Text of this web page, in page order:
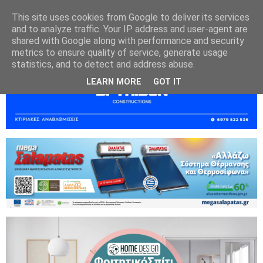
This site uses cookies from Google to deliver its services
and to analyze traffic. Your IP address and user-agent are
shared with Google along with performance and security
metrics to ensure quality of service, generate usage
statistics, and to detect and address abuse.
LEARN MORE GOT IT